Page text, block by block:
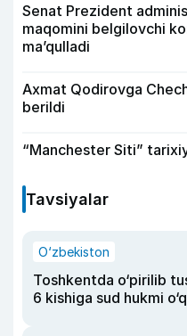
Senat Prezident
maqomini belgilovchi
ma’qulladi
Axmat Qodirovga
berildi
“Manchester Siti”
Tavsiyalar
O‘zbekiston
Toshkentda o‘pirilib
6 kishiga sud hukmi